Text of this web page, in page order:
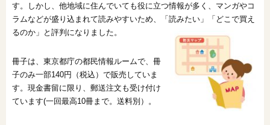
す。しかし、他地域に住んでいても役に立つ情報が多く、マンガやコ
ラムなどが盛り込まれて読みやすいため、「読みたい」「どこで買え
るのか」と評判になりました。
冊子は、東京都庁の都民情報ルームで、冊
子のみ一部140円（税込）で販売していま
す。現金書留に限り、郵送注文も受け付け
ています(一回最高10冊まで。送料別）。